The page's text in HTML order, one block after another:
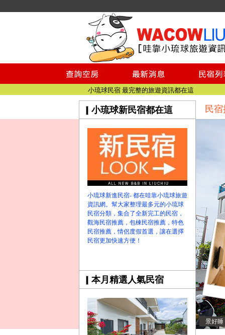
小琉球民宿空房
小琉球民宿
小琉球民宿推薦
【小琉球民宿特約】東港停車場!!看這邊
小琉球民宿 最完整的旅遊資訊都在這
【哇靠小琉球】新版官網熱情開站
小琉球民宿空房
小琉球民宿
小琉球民宿推薦
【小琉球民宿特約】東港停車場!!看這邊
小琉球民宿 最完整的旅遊資訊都在這
【哇靠小琉球】新版官網熱情開站
【哇靠小琉球粉絲團】即時動態!!
小琉球新民宿都在這
小琉球新進民宿- 都在哇靠小琉球旅遊
資訊網。幫大家整理最多元的小琉球
民宿分類，集合了全新完工的民宿，
觀海民宿推薦，包棟民宿推薦，特色
民宿推薦，情侶度假首選，讓在選擇
民宿更加快速方便！
本月精選人氣民宿
景好睡
民